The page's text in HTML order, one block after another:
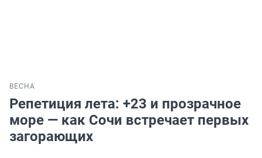
ВЕСНА
Репетиция лета: +23 и прозрачное
море — как Сочи встречает первых
загорающих